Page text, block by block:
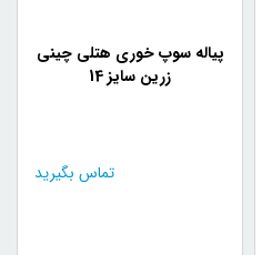
پیاله سوپ خوری هتلی چینی
زرین سایز 14
تماس بگیرید